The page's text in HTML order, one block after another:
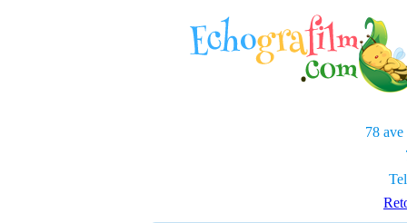
78 ave